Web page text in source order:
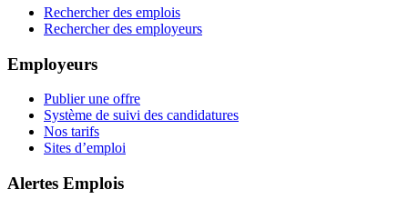
Rechercher des emplois
Rechercher des employeurs
Employeurs
Publier une offre
Système de suivi des candidatures
Nos tarifs
Sites d’emploi
Alertes Emplois